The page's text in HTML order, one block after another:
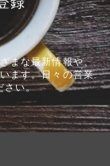
まな最新情報や、
ます。日々の営業
さい。